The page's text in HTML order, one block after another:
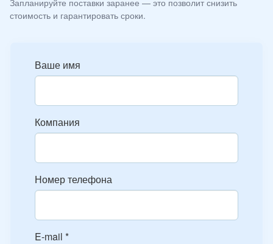
Запланируйте поставки заранее — это позволит снизить
стоимость и гарантировать сроки.
Ваше имя
Компания
Номер телефона
E-mail *